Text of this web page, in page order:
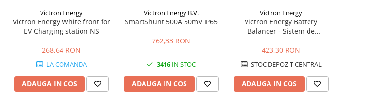
Victron Energy
Victron Energy White front for
EV Charging station NS
268,64 RON
LA COMANDA
ADAUGA IN COS
Victron Energy B.V.
SmartShunt 500A 50mV IP65
762,33 RON
3416 IN STOC
ADAUGA IN COS
Victron Energy
Victron Energy Battery
Balancer - Sistem de
423,30 RON
STOC DEPOZIT CENTRAL
ADAUGA IN COS